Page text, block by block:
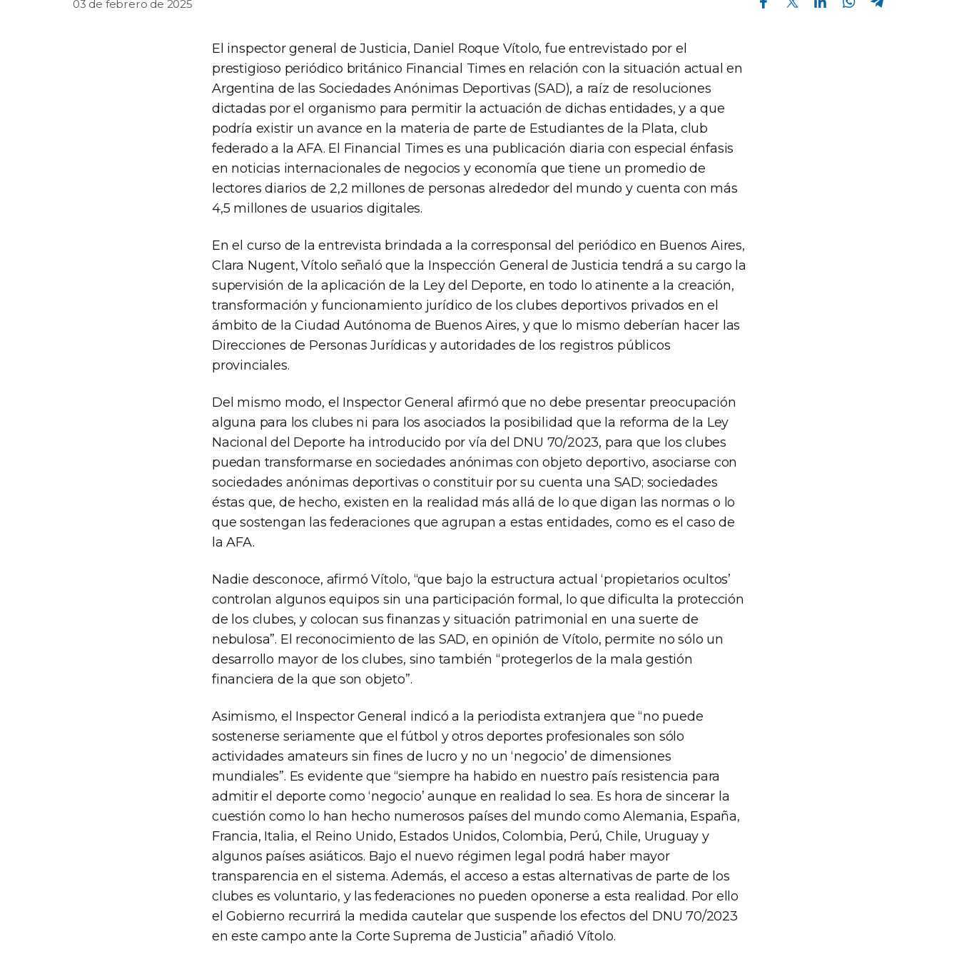
03 de febrero de 2025
El inspector general de Justicia, Daniel Roque Vítolo, fue entrevistado por el
prestigioso periódico británico Financial Times en relación con la situación actual en
Argentina de las Sociedades Anónimas Deportivas (SAD), a raíz de resoluciones
dictadas por el organismo para permitir la actuación de dichas entidades, y a que
podría existir un avance en la materia de parte de Estudiantes de la Plata, club
federado a la AFA. El Financial Times es una publicación diaria con especial énfasis
en noticias internacionales de negocios y economía que tiene un promedio de
lectores diarios de 2,2 millones de personas alrededor del mundo y cuenta con más
4,5 millones de usuarios digitales.
En el curso de la entrevista brindada a la corresponsal del periódico en Buenos Aires,
Clara Nugent, Vítolo señaló que la Inspección General de Justicia tendrá a su cargo la
supervisión de la aplicación de la Ley del Deporte, en todo lo atinente a la creación,
transformación y funcionamiento jurídico de los clubes deportivos privados en el
ámbito de la Ciudad Autónoma de Buenos Aires, y que lo mismo deberían hacer las
Direcciones de Personas Jurídicas y autoridades de los registros públicos
provinciales.
Del mismo modo, el Inspector General afirmó que no debe presentar preocupación
alguna para los clubes ni para los asociados la posibilidad que la reforma de la Ley
Nacional del Deporte ha introducido por vía del DNU 70/2023, para que los clubes
puedan transformarse en sociedades anónimas con objeto deportivo, asociarse con
sociedades anónimas deportivas o constituir por su cuenta una SAD; sociedades
éstas que, de hecho, existen en la realidad más allá de lo que digan las normas o lo
que sostengan las federaciones que agrupan a estas entidades, como es el caso de
la AFA.
Nadie desconoce, afirmó Vítolo, “que bajo la estructura actual ‘propietarios ocultos’
controlan algunos equipos sin una participación formal, lo que dificulta la protección
de los clubes, y colocan sus finanzas y situación patrimonial en una suerte de
nebulosa”. El reconocimiento de las SAD, en opinión de Vítolo, permite no sólo un
desarrollo mayor de los clubes, sino también “protegerlos de la mala gestión
financiera de la que son objeto”.
Asimismo, el Inspector General indicó a la periodista extranjera que “no puede
sostenerse seriamente que el fútbol y otros deportes profesionales son sólo
actividades amateurs sin fines de lucro y no un ‘negocio’ de dimensiones
mundiales”. Es evidente que “siempre ha habido en nuestro país resistencia para
admitir el deporte como ‘negocio’ aunque en realidad lo sea. Es hora de sincerar la
cuestión como lo han hecho numerosos países del mundo como Alemania, España,
Francia, Italia, el Reino Unido, Estados Unidos, Colombia, Perú, Chile, Uruguay y
algunos países asiáticos. Bajo el nuevo régimen legal podrá haber mayor
transparencia en el sistema. Además, el acceso a estas alternativas de parte de los
clubes es voluntario, y las federaciones no pueden oponerse a esta realidad. Por ello
el Gobierno recurrirá la medida cautelar que suspende los efectos del DNU 70/2023
en este campo ante la Corte Suprema de Justicia” añadió Vítolo.